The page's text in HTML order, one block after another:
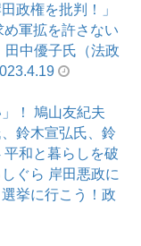
政権を批判！」
め軍拡を許さない
中優子氏（法政
！ 鳩山友紀夫
鈴木宣弘氏、鈴
和と暮らしを破
ぐら 岸田悪政に
挙に行こう！政